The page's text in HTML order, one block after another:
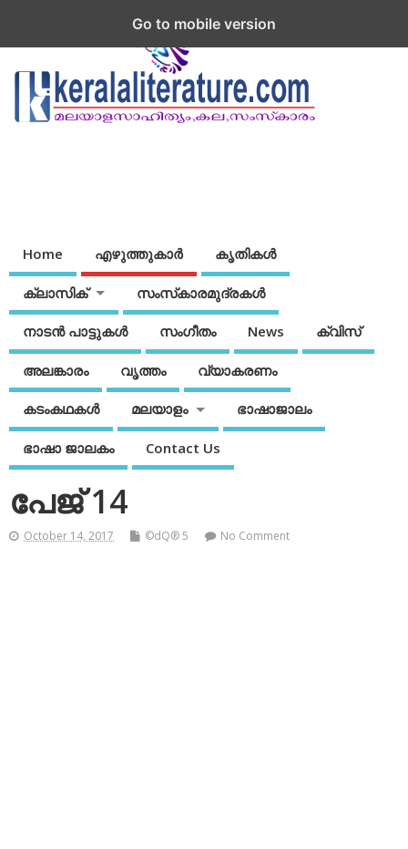
Home എഴുത്തുകാര്‍ കൃതികൾ
ക്ലാസിക് സംസ്‌കാരമുദ്രകള്‍
നാടന്‍ പാട്ടുകള്‍ സംഗീതം News ക്വിസ്
അലങ്കാരം വൃത്തം വ്യാകരണം
കടംകഥകള്‍ മലയാളം ഭാഷാജാലം
ഭാഷാ ജാലകം Contact Us
പേജ് 14
October 14, 2017 ©dQ® 5 No Comment
Go to mobile version